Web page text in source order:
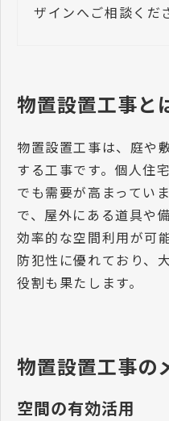
ザインへご相談くだ
物置設置工事と
物置設置工事は、庭や
する工事です。個人住
でも需要が高まってい
で、屋外にある道具や
効率的な空間利用が可
防犯性に優れており、
役割も果たします。
物置設置工事の
空間の有効活用